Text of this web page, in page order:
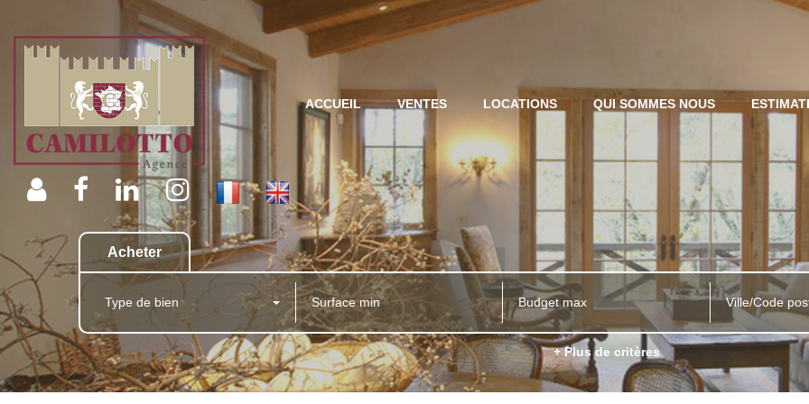
ACCUEIL VENTES LOCATIONS QUI SOMMES NOUS
Acheter
Type de bien Ville/Code
+ Plus de critères